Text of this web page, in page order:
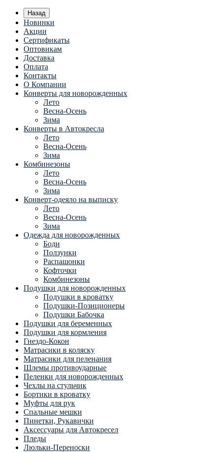
Назад
Новинки
Акции
Сертификаты
Оптовикам
Доставка
Оплата
Контакты
О Компании
Конверты для новорожденных
Лето
Весна-Осень
Зима
Конверты в Автокресла
Лето
Весна-Осень
Зима
Комбинезоны
Лето
Весна-Осень
Зима
Конверт-одеяло на выписку
Лето
Весна-Осень
Зима
Одежда для новорожденных
Боди
Ползунки
Распашонки
Кофточки
Комбинезоны
Подушки для новорожденных
Подушки в кроватку
Подушки-Позиционеры
Подушки Бабочка
Подушки для беременных
Подушки для кормления
Гнездо-Кокон
Матрасики в коляску
Матрасики для пеленания
Шлемы противоударные
Пеленки для новорожденных
Чехлы на стульчик
Бортики в кроватку
Муфты для рук
Спальные мешки
Пинетки, Рукавички
Аксессуары для Автокресел
Пледы
Люльки-Переноски